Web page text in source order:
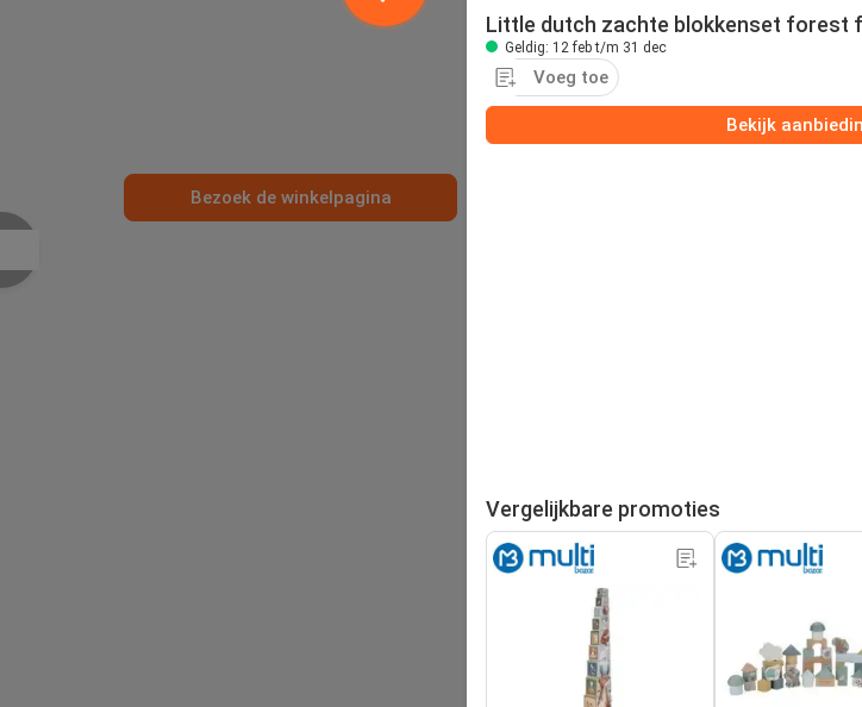
Bezoek de winkelpagina
Little dutch zachte blokkenset forest
Geldig: 12 feb t/m 31 dec
Voeg toe
Bekijk
Vergelijkbare promoties